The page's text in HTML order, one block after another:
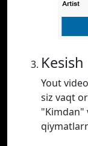
Kesish
Yout
siz vaqt
"Kimdan"